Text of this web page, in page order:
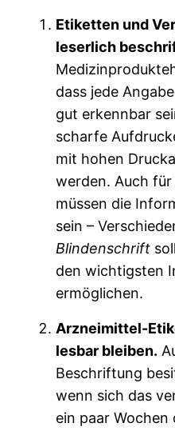
Etiketten und
leserlich
dass jede
gut erkennbar
scharfe
mit hohen
werden. Auch
müssen die
sein –
Blindenschrift
den wichtigsten
ermöglichen.
Arzneimittel-
lesbar bleiben.
Beschriftung
wenn sich das
ein paar